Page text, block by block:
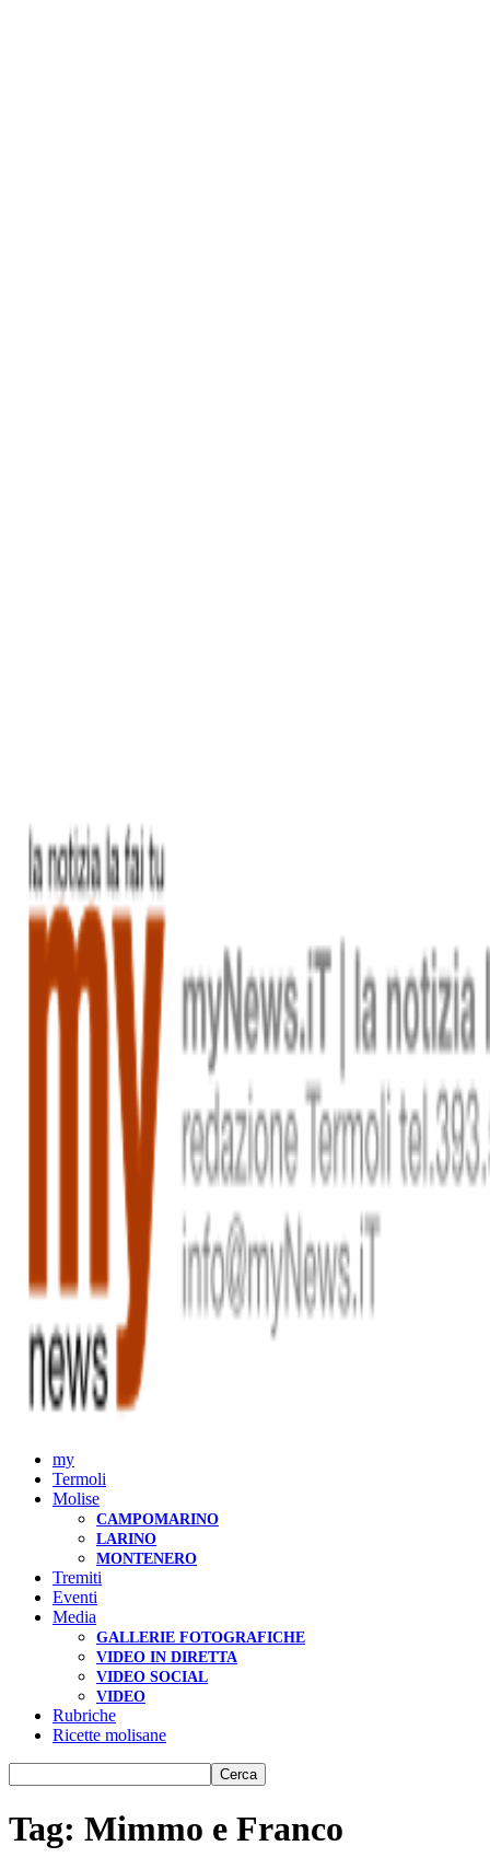
my
Termoli
Molise
CAMPOMARINO
LARINO
MONTENERO
Tremiti
Eventi
Media
GALLERIE FOTOGRAFICHE
VIDEO IN DIRETTA
VIDEO SOCIAL
VIDEO
Rubriche
Ricette molisane
Tag: Mimmo e Franco